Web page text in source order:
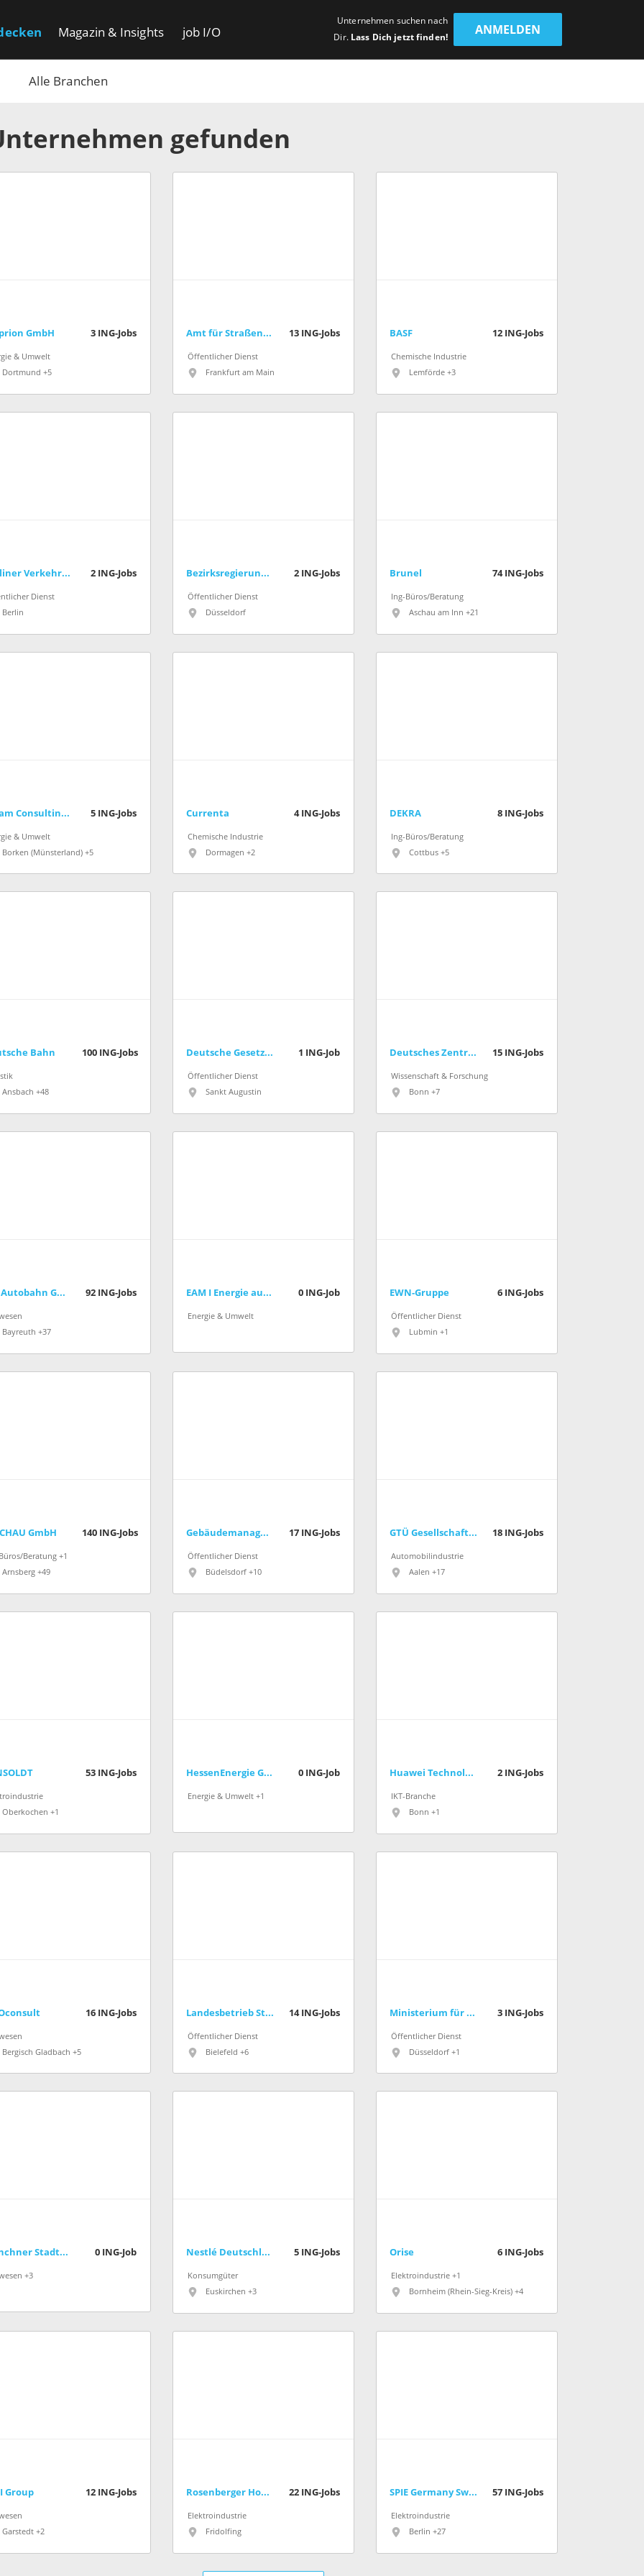
Alle Branchen
Magazin & Insights job I/O
Unternehmen suchen nach
Dir. Lass Dich jetzt finden!
ANMELDEN
gefunden
GmbH 3 ING-Jobs
& Umwelt
Dortmund +5
Amt für Straßenbau und Erschließung (Stadt Frankfurt am Main) 13 ING-Jobs
Öffentlicher Dienst
Frankfurt am Main
BASF 12 ING-Jobs
Chemische Industrie
Lemförde +3
Berliner Verkehrsbetriebe (BVG) 2 ING-Jobs
Dienst
Berlin
Bezirksregierung Düsseldorf 2 ING-Jobs
Öffentlicher Dienst
Düsseldorf
Brunel 74 ING-Jobs
Ing-Büros/Beratung
Aschau am Inn +21
Cteam Consulting und Anlagenbau GmbH 5 ING-Jobs
& Umwelt
Borken (Münsterland) +5
Currenta 4 ING-Jobs
Chemische Industrie
Dormagen +2
DEKRA 8 ING-Jobs
Ing-Büros/Beratung
Cottbus +5
Bahn 100 ING-Jobs
Ansbach +48
Deutsche Gesetzliche Unfallversicherung e.V. (DGUV) 1 ING-Job
Öffentlicher Dienst
Sankt Augustin
Deutsches Zentrum für Luft- und Raumfahrt (DLR) 15 ING-Jobs
Wissenschaft & Forschung
Bonn +7
Die Autobahn GmbH des Bundes 92 ING-Jobs
Bayreuth +37
EAM I Energie aus der Mitte 0 ING-Job
Energie & Umwelt
EWN-Gruppe 6 ING-Jobs
Öffentlicher Dienst
Lubmin +1
GmbH 140 ING-Jobs
Beratung +1
Arnsberg +49
Gebäudemanagement Schleswig-Holstein AöR 17 ING-Jobs
Öffentlicher Dienst
Büdelsdorf +10
GTÜ Gesellschaft für Technische Überwachung mbH 18 ING-Jobs
Automobilindustrie
Aalen +17
53 ING-Jobs
Oberkochen +1
HessenEnergie Gesellschaft für rationelle Energienutzung mbH 0 ING-Job
Energie & Umwelt +1
Huawei Technologies 2 ING-Jobs
IKT-Branche
Bonn +1
16 ING-Jobs
Bergisch Gladbach +5
Landesbetrieb Straßenbau Nordrhein-Westfalen 14 ING-Jobs
Öffentlicher Dienst
Bielefeld +6
Ministerium für Umwelt, Naturschutz und Verkehr des Landes Nordrhein-Westfalen 3 ING-Jobs
Öffentlicher Dienst
Düsseldorf +1
Münchner Stadtentwässerung 0 ING-Job
+3
Nestlé Deutschland 5 ING-Jobs
Konsumgüter
Euskirchen +3
Orise 6 ING-Jobs
Elektroindustrie +1
Bornheim (Rhein-Sieg-Kreis) +4
Group 12 ING-Jobs
Garstedt +2
Rosenberger Hochfrequenztechnik GmbH & Co. KG 22 ING-Jobs
Elektroindustrie
Fridolfing
SPIE Germany Switzerland Austria GmbH 57 ING-Jobs
Elektroindustrie
Berlin +27